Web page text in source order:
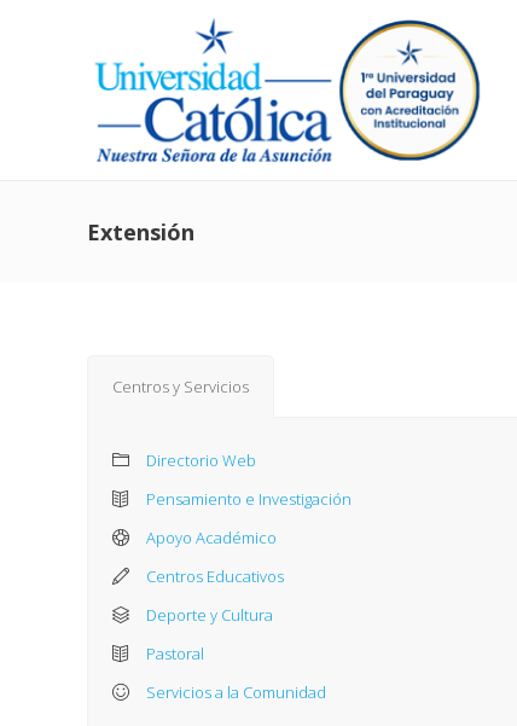
Extensión
Centros y Servicios
Directorio Web
Pensamiento e Investigación
Apoyo Académico
Centros Educativos
Deporte y Cultura
Pastoral
Servicios a la Comunidad